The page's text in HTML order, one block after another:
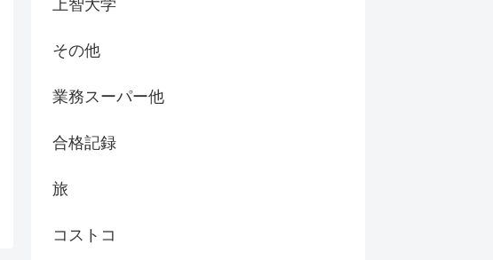
上智大学
その他
業務スーパー他
合格記録
旅
コストコ